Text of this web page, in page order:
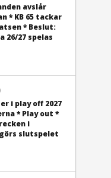
avslår
* KB 65 tackar
* Beslut:
26/27 spelas
i play off 2027
* Play out *
i
slutspelet